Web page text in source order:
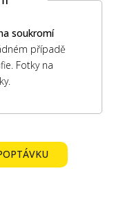
soukromí
případě
Fotky na